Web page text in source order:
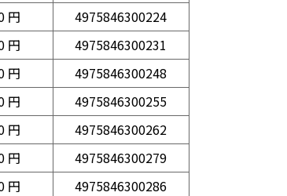
円
4975846300224
円
4975846300231
円
4975846300248
円
4975846300255
円
4975846300262
円
4975846300279
円
4975846300286